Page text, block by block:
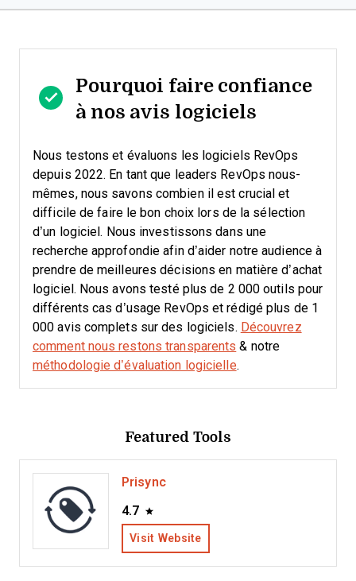
Pourquoi faire confiance
à nos avis logiciels
Nous testons et évaluons les logiciels RevOps
depuis 2022. En tant que leaders RevOps nous-
mêmes, nous savons combien il est crucial et
difficile de faire le bon choix lors de la sélection
d’un logiciel. Nous investissons dans une
recherche approfondie afin d’aider notre audience à
prendre de meilleures décisions en matière d’achat
logiciel. Nous avons testé plus de 2 000 outils pour
différents cas d’usage RevOps et rédigé plus de 1
000 avis complets sur des logiciels. Découvrez
comment nous restons transparents & notre
méthodologie d’évaluation logicielle.
Featured Tools
Prisync
4.7
Visit Website